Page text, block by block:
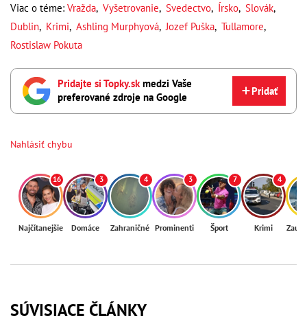
Viac o téme: Vražda, Vyšetrovanie, Svedectvo, Írsko, Slovák,
Dublin, Krimi, Ashling Murphyová, Jozef Puška, Tullamore,
Rostislaw Pokuta
Pridajte si Topky.skmedzi Vaše
preferované zdroje na Google
Pridať
Nahlásiť chybu
16
Najčítanejšie
3
Domáce
4
Zahraničné
3
Prominenti
7
Šport
4
Krimi
SÚVISIACE ČLÁNKY